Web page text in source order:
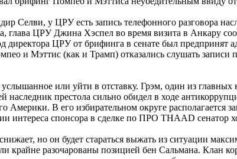
Селви, у ЦРУ есть запись телефонного разговора
ЦРУ Джина Хэспел во время визита в Анкару
ЦРУ от брифинга в сенате был предпринят
и Мэттис (как и Трамп) отказались слушать
или уйти в отставку. Грэм, один из
наследник престола сильно обидел в ходе
В его избирательном округе располагается
интереса спонсора в сделке по ПРО THAAD сенатор
но он будет стараться выжать из ситуации
крайне разочарованы позицией бен Сальмана. Клан